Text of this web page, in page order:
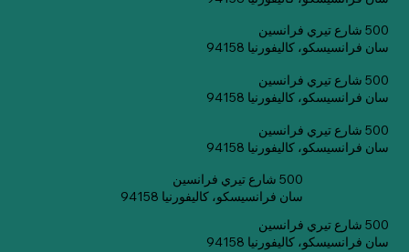
500 شارع تيري فرانسين
سان فرانسيسكو، كاليفورنيا 94158
500 شارع تيري فرانسين
سان فرانسيسكو، كاليفورنيا 94158
500 شارع تيري فرانسين
سان فرانسيسكو، كاليفورنيا 94158
500 شارع تيري فرانسين
سان فرانسيسكو، كاليفورنيا 94158
500 شارع تيري فرانسين
سان فرانسيسكو، كاليفورنيا 94158